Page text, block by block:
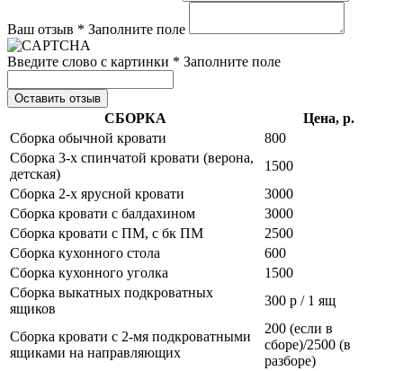
Ваш отзыв * Заполните поле
Введите слово с картинки * Заполните поле
Оставить отзыв
СБОРКА
Цена, р.
Сборка обычной кровати
800
Сборка 3-х спинчатой кровати (верона,
детская)
1500
Сборка 2-х ярусной кровати
3000
Сборка кровати с балдахином
3000
Сборка кровати с ПМ, с бк ПМ
2500
Сборка кухонного стола
600
Сборка кухонного уголка
1500
Сборка выкатных подкроватных
ящиков
300 р / 1 ящ
Сборка кровати с 2-мя подкроватными
ящиками на направляющих
200 (если в
сборе)/2500 (в
разборе)